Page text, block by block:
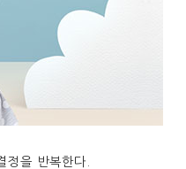
을 반복한다.